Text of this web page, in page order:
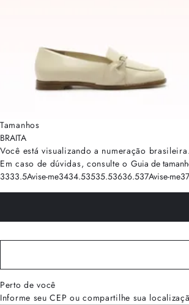
Tamanhos
BRAITA
Você está visualizando a numeração brasileira.
Em caso de dúvidas, consulte o Guia de
3333.5Avise-me3434.53535.53636.537Avise-me
Perto de você
Informe seu CEP ou compartilhe sua